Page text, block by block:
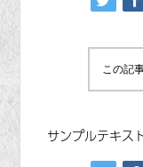
この記
サンプルテキス